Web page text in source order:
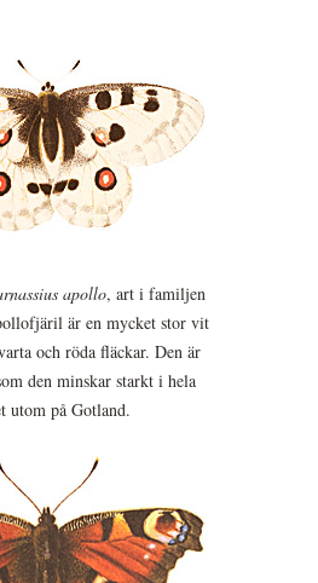
apollo, art i familjen
är en mycket stor vit
och röda fläckar. Den är
den minskar starkt i hela
utom på Gotland.